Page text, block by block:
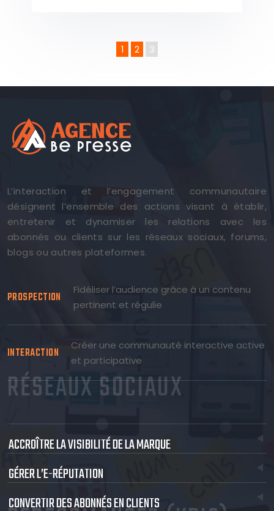
1 2 3
L’interaction et l’engagement communautaire
désignent l’ensemble des actions visant à établir,
entretenir et dynamiser les relations avec les
abonnés ou clients sur les réseaux sociaux, forums,
blogs ou autres plateformes.
PROSPECTION
Fidéliser l’audience grâce à un contenu
pertinent et régulie
INTERACTION
Créer une communauté interactive active
et participative
RÉSEAUX SOCIAUX
ACCROÎTRE LA VISIBILITÉ DE LA MARQUE
GÉRER L’E-RÉPUTATION
CONVERTIR DES ABONNÉS EN CLIENTS